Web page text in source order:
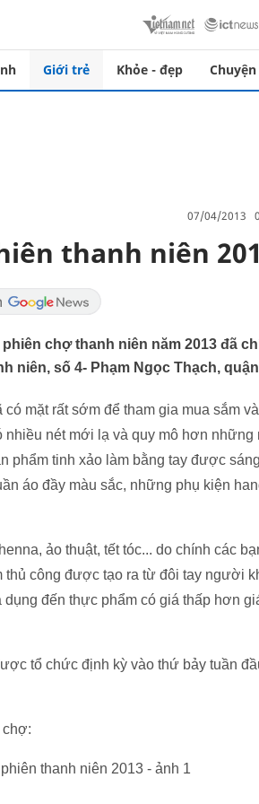
Giới trẻ Khỏe - đẹp
07/04/2013
thanh niên
chợ thanh niên năm 2013 đã
niên, số 4- Phạm Ngọc Thạch,
mặt rất sớm để tham gia mua sắm
nét mới lạ và quy mô hơn
phẩm tinh xảo làm bằng tay được
áo đầy màu sắc, những phụ kiện
ảo thuật, tết tóc... do chính các
công được tạo ra từ đôi tay người
đến thực phẩm có giá thấp hơn
tổ chức định kỳ vào thứ bảy tuần